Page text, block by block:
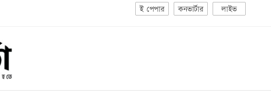
ই পেপার কনভার্টার লাইভ